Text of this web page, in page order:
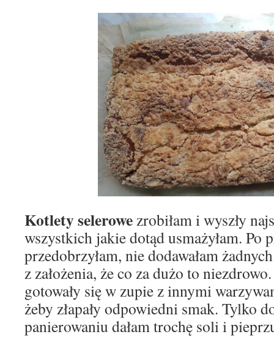
Kotlety selerowezrobiłam i wyszły
wszystkich jakie dotąd usmażyłam. Po
przedobrzyłam, nie dodawałam
z założenia, że co za dużo to
gotowały się w zupie z innymi
żeby złapały odpowiedni smak. Tylko
panierowaniu dałam trochę soli i